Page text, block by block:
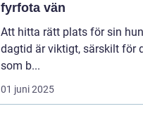
fyrfota vän
Att hitta rätt plats för sin
dagtid är viktigt, särskilt för
som b...
01 juni 2025